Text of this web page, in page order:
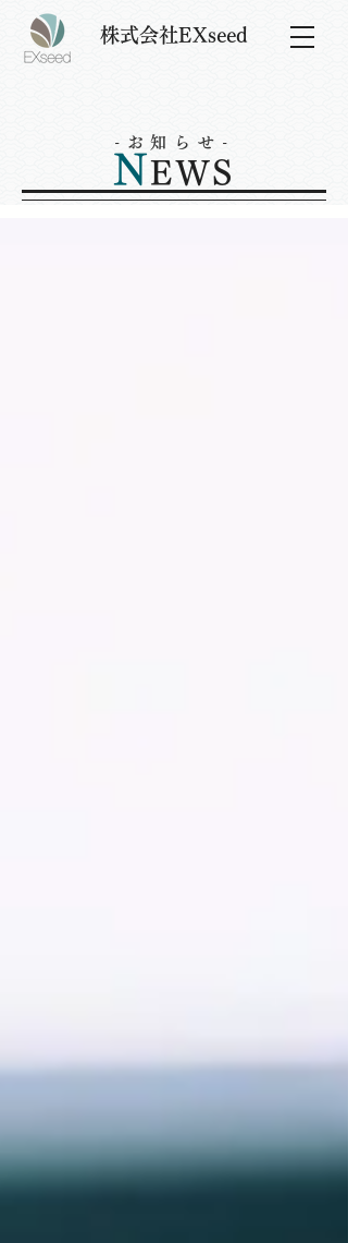
株式会社EXseed
-お知らせ-
NEWS